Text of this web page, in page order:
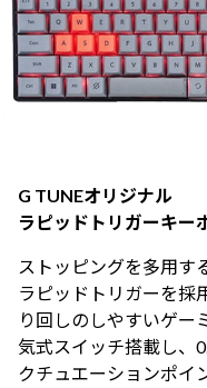
G TUNEオリジナル
ラピッドトリガーキー
ストッピングを多用す
ラピッドトリガーを採
り回しのしやすいゲー
気式スイッチ搭載し、
クチュエーションポイ